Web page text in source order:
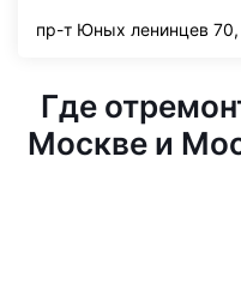
пр-т Юных ленинцев 70,
Где
Москве и